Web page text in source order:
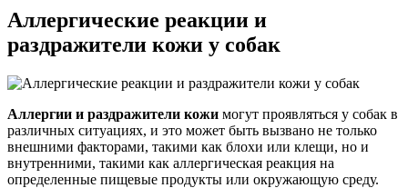
Аллергические реакции и
раздражители кожи у собак
Аллергии и раздражители кожи могут проявляться у собак в
различных ситуациях, и это может быть вызвано не только
внешними факторами, такими как блохи или клещи, но и
внутренними, такими как аллергическая реакция на
определенные пищевые продукты или окружающую среду.